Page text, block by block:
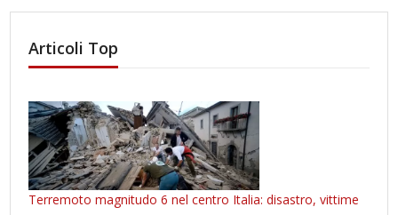
Articoli Top
Terremoto magnitudo 6 nel centro Italia: disastro, vittime